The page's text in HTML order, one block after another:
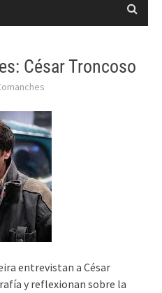
César Troncoso
entrevistan a César
y reflexionan sobre la